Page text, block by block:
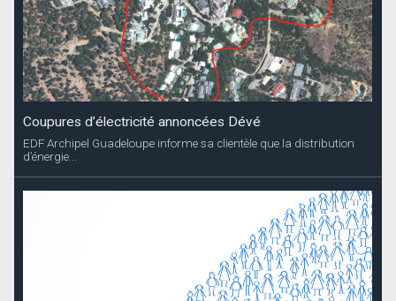
Coupures d’électricité annoncées Dévé
EDF Archipel Guadeloupe informe sa clientèle que la distribution
d’énergie...